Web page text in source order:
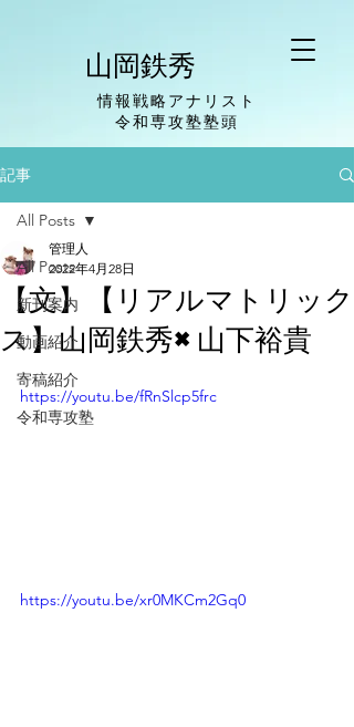
山岡鉄秀
情報戦略アナリスト
​令和専攻塾塾頭
記事
All Posts
新刊案内
動画紹介
寄稿紹介
令和専攻塾
All Posts
【文】【リアルマトリック
ス】山岡鉄秀×山下裕貴
管理人
2022年4月28日
https://youtu.be/fRnSlcp5frc
https://youtu.be/xr0MKCm2Gq0